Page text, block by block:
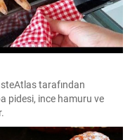
tarafından
pidesi, ince hamuru ve